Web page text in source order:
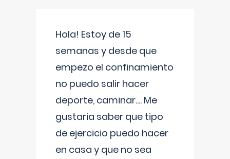
Hola! Estoy de 15
semanas y desde que
empezo el confinamiento
no puedo salir hacer
deporte, caminar.... Me
gustaria saber que tipo
de ejercicio puedo hacer
en casa y que no sea